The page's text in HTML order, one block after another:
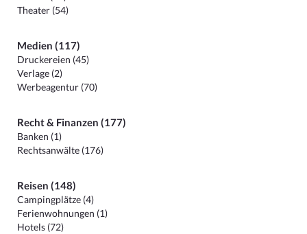
Theater (54)
Medien (117)
Druckereien (45)
Verlage (2)
Werbeagentur (70)
Recht & Finanzen (177)
Banken (1)
Rechtsanwälte (176)
Reisen (148)
Campingplätze (4)
Ferienwohnungen (1)
Hotels (72)